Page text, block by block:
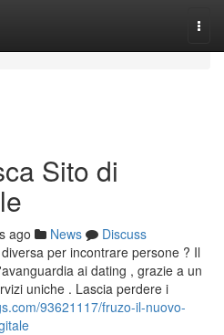
Sito di
ago News
Discuss
per incontrare persone ? Il
ai dating , grazie a un
uniche . Lascia perdere i
93621117/fruzo-il-nuovo-